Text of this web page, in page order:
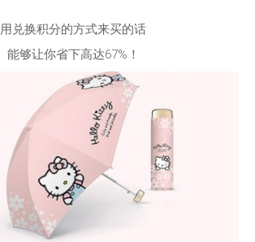
用兑换积分的方式来买的话
能够让你省下高达67%！